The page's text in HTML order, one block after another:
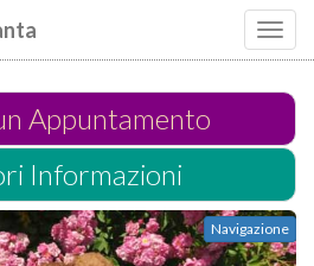
Appuntamento
Informazioni
Navigazione